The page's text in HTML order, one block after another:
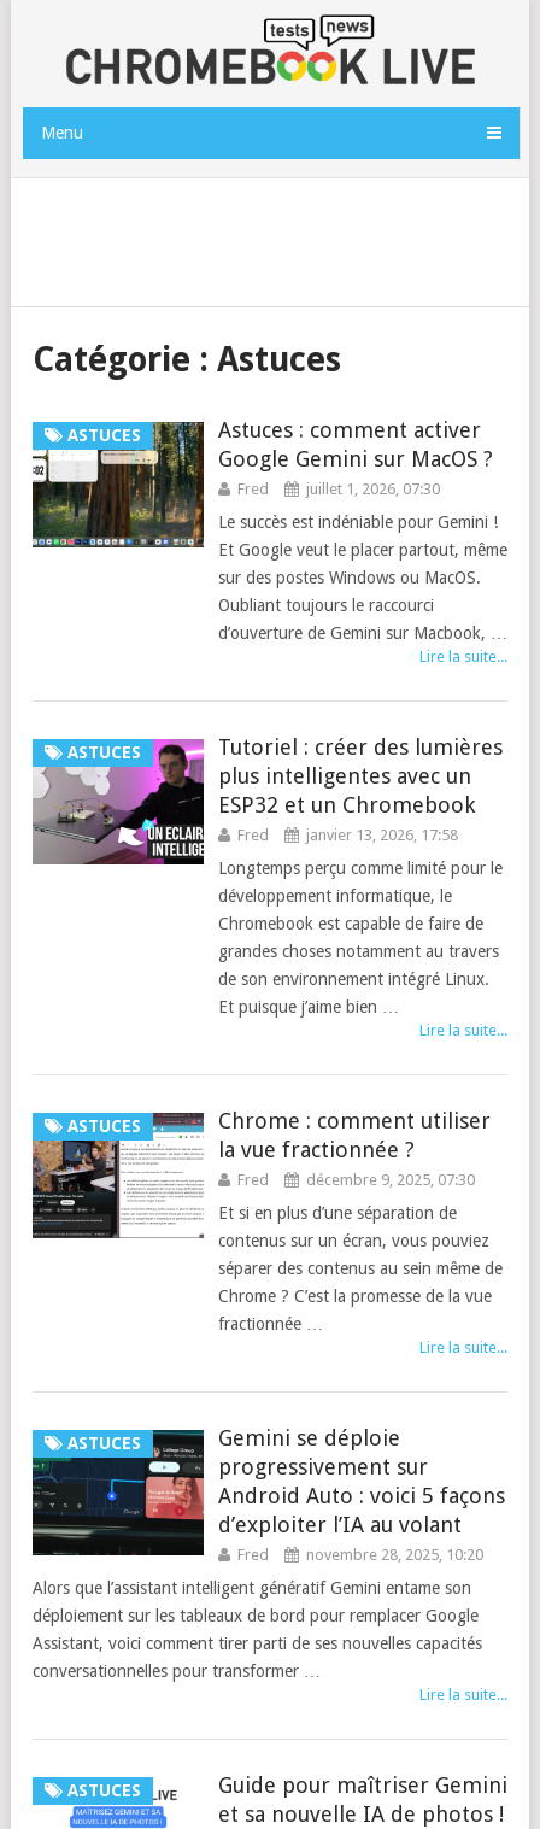
Menu
Catégorie : Astuces
ASTUCES
Astuces : comment activer
Google Gemini sur MacOS ?
Fred juillet 1, 2026, 07:30
Le succès est indéniable pour Gemini !
Et Google veut le placer partout, même
sur des postes Windows ou MacOS.
Oubliant toujours le raccourci
d’ouverture de Gemini sur Macbook, …
Lire la suite...
ASTUCES
Tutoriel : créer des lumières
plus intelligentes avec un
ESP32 et un Chromebook
Fred janvier 13, 2026, 17:58
Longtemps perçu comme limité pour le
développement informatique, le
Chromebook est capable de faire de
grandes choses notamment au travers
de son environnement intégré Linux.
Et puisque j’aime bien …
Lire la suite...
ASTUCES
Chrome : comment utiliser
la vue fractionnée ?
Fred décembre 9, 2025, 07:30
Et si en plus d’une séparation de
contenus sur un écran, vous pouviez
séparer des contenus au sein même de
Chrome ? C’est la promesse de la vue
fractionnée …
Lire la suite...
ASTUCES
Gemini se déploie
progressivement sur
Android Auto : voici 5 façons
d’exploiter l’IA au volant
Fred novembre 28, 2025, 10:20
Alors que l’assistant intelligent génératif Gemini entame son
déploiement sur les tableaux de bord pour remplacer Google
Assistant, voici comment tirer parti de ses nouvelles capacités
conversationnelles pour transformer …
Lire la suite...
ASTUCES
Guide pour maîtriser Gemini
et sa nouvelle IA de photos !